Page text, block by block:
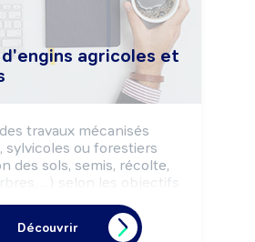
agricoles et
travaux mécanisés
sylvicoles ou forestiers
des sols, semis, récolte,
...) selon les objectifs
du client, les règles
de sécurité et la
Découvrir